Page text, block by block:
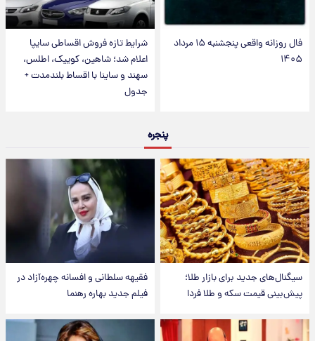
فال روزانه واقعی پنجشنبه ۱۵ مرداد
۱۴۰۵
شرایط تازه فروش اقساطی سایپا
اعلام شد؛ شاهین، کوییک، اطلس،
سهند و ساینا با اقساط بلندمدت +
جدول
پنجره
سیگنال‌های جدید برای بازار طلا؛
پیش‌بینی قیمت سکه و طلا فردا
فقیهه سلطانی و افسانه چهره‌آزاد در
فیلم جدید بهاره رهنما